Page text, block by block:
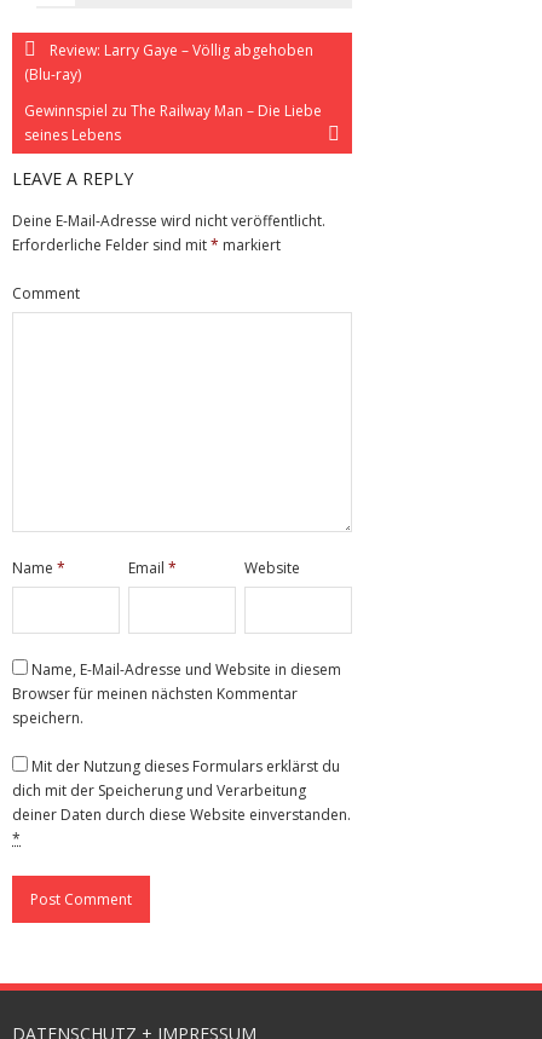
Review: Larry Gaye – Völlig abgehoben
(Blu-ray)
Gewinnspiel zu The Railway Man – Die Liebe
seines Lebens
LEAVE A REPLY
Deine E-Mail-Adresse wird nicht veröffentlicht.
Erforderliche Felder sind mit* markiert
Comment
Name * Email* Website
Name, E-Mail-Adresse und Website in diesem
Browser für meinen nächsten Kommentar
speichern.
Mit der Nutzung dieses Formulars erklärst du
dich mit der Speicherung und Verarbeitung
deiner Daten durch diese Website einverstanden.
*
DATENSCHUTZ + IMPRESSUM